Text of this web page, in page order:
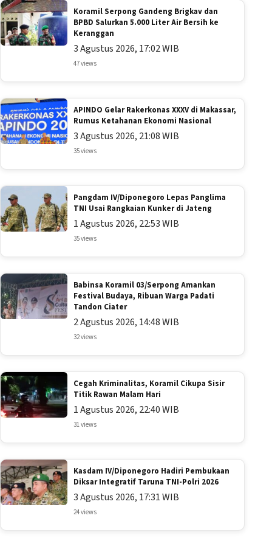
Koramil Serpong Gandeng Brigkav dan
BPBD Salurkan 5.000 Liter Air Bersih ke
Keranggan
3 Agustus 2026, 17:02 WIB
47 views
APINDO Gelar Rakerkonas XXXV di Makassar,
Rumus Ketahanan Ekonomi Nasional
3 Agustus 2026, 21:08 WIB
35 views
Pangdam IV/Diponegoro Lepas Panglima
TNI Usai Rangkaian Kunker di Jateng
1 Agustus 2026, 22:53 WIB
35 views
Babinsa Koramil 03/Serpong Amankan
Festival Budaya, Ribuan Warga Padati
Tandon Ciater
2 Agustus 2026, 14:48 WIB
32 views
Cegah Kriminalitas, Koramil Cikupa Sisir
Titik Rawan Malam Hari
1 Agustus 2026, 22:40 WIB
31 views
Kasdam IV/Diponegoro Hadiri Pembukaan
Diksar Integratif Taruna TNI-Polri 2026
3 Agustus 2026, 17:31 WIB
24 views